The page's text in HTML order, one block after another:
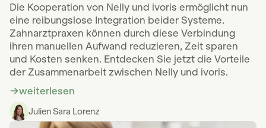
Die Kooperation von Nelly und ivoris ermöglicht nun
eine reibungslose Integration beider Systeme.
Zahnarztpraxen können durch diese Verbindung
ihren manuellen Aufwand reduzieren, Zeit sparen
und Kosten senken. Entdecken Sie jetzt die Vorteile
der Zusammenarbeit zwischen Nelly und ivoris.
weiterlesen
Julien Sara Lorenz